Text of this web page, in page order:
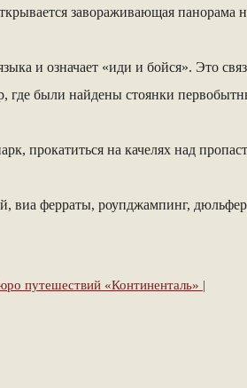
завораживающая панорама
и означает «иди и бойся». Это
где были найдены стоянки
прокатиться на качелях над
виа ферраты, роупджампинг,